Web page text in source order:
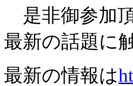
是非御参加
最新の話題に
最新の情報は